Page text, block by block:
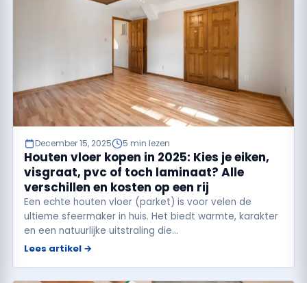
December 15, 2025 5 min lezen
Houten vloer kopen in 2025: Kies je eiken,
visgraat, pvc of toch laminaat? Alle
verschillen en kosten op een rij
Een echte houten vloer (parket) is voor velen de
ultieme sfeermaker in huis. Het biedt warmte, karakter
en een natuurlijke uitstraling die…
Lees artikel →